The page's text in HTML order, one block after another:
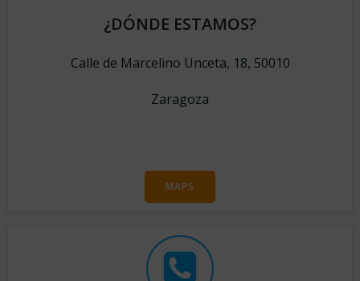
¿DÓNDE ESTAMOS?
Calle de Marcelino Unceta, 18, 50010
Zaragoza
MAPS